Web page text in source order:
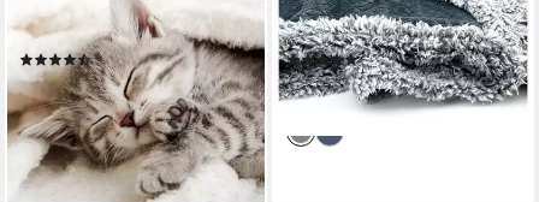
Überwurfdecke, atmungsaktiv,
super weich und flauschig,
hochwertig(122)
ab 11,99 € UVP28,90 €
-59%
lieferbar - in 3-4 Werktagen bei dir
Flanell, mit Teddy Plüsch -
kuschelig weich - Premium -
fusselfrei(25)
24,95 €
lieferbar - in 2-3 Werktagen bei dir